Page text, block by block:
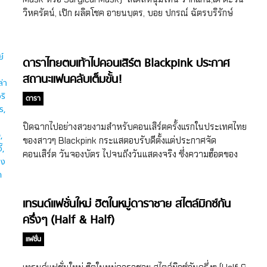
ยิ่งยง แนะนำแบรนด์เสื้อลายสก็อต […]
วิหครัตน์, เป๊ก ผลิตโชค อายนบุตร, บอย ปกรณ์ ฉัตรบริรักษ์
เนื่องจากสภาพอากาศบ้านเราที่กำลังอึมครึมด้วยมลภาวะจาก
ฝุ่นละออง PM2.5 (ฝุ่นละอองขนาดไม่เกิน 2.5 ไมครอนที่เกิดจาก
การเผาไหม้ของเครื่องยนต์ยานพาหนะ กระบวนการ
อุตสาหกรรม ฯลฯ) ตอนนี้กรมควบคุมมลพิษจึงแนะนำให้ใช้
หน้ากากกันฝุ่นละออง (Pollution Mask หรือ Antidust Cover
Mask) เพื่อเป็นการป้องกันเบื้องต้นไว้ก่อน แต่ไหนๆตอนนี้
หน้ากากN95 ขาดตลาด แถมบางสำนักก็บอกว่าใส่ N95 ตลอด
เวลาก็ไม่ดีต่อสุขภาพเช่นกันสุดฯ เลยขอแนะนำ 7 แบรนด์ผ้า
ดาราไทยตบเท้าไปคอนเสิร์ต Blackpink ประกาศ
สถานะแฟนคลับเต็มขั้น!
ดารา
ปิดฉากไปอย่างสวยงามสำหรับคอนเสิร์ตครั้งแรกในประเทศไทย
ของสาวๆ Blackpink กระแสตอบรับดีตั้งแต่ประกาศจัด
คอนเสิร์ต วันจองบัตร ไปจนถึงวันแสดงจริง ซึ่งความฮ็อตของ
เทรนด์แฟชั่นใหม่ ฮิตในหมู่ดาราชาย สไตล์มิกซ์กัน
ครึ่งๆ (Half & Half)
แฟชั่น